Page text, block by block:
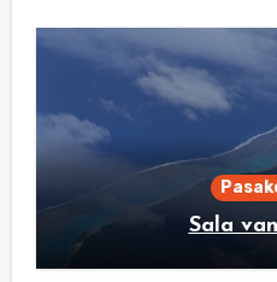
Sala